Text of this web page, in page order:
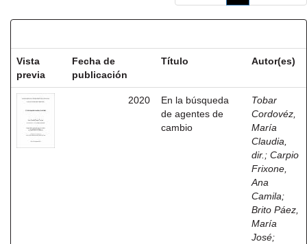
Vista
previa
Fecha de
publicación
Título Autor(es)
2020
En la búsqueda
de agentes de
cambio
Tobar
Cordovéz,
María
Claudia,
dir. ; Carpio
Frixone,
Ana
Camila;
Brito Páez,
María
José;